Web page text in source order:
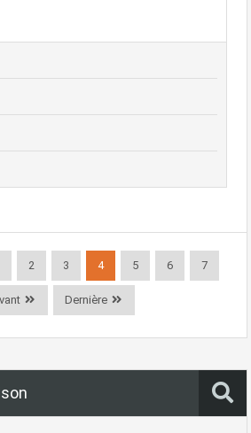
2 3 4 5 6 7
Dernière